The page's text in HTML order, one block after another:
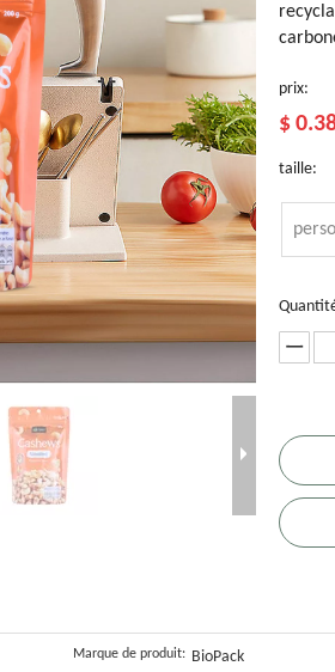
L'emballage
de collation
végétalien
Sachet de thé
de café à fond
personnalisée
prix:
$
taille:
Marque de produit: BioPack